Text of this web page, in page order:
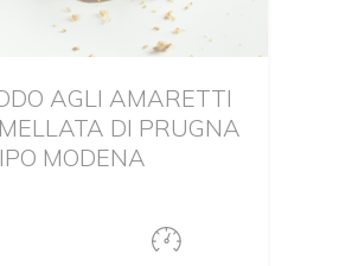
AGLI AMARETTI
DI PRUGNA
MODENA